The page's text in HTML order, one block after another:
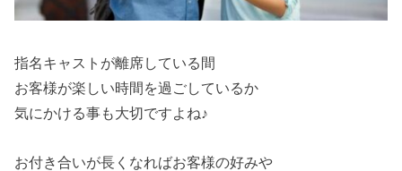
指名キャストが離席している間
お客様が楽しい時間を過ごしているか
気にかける事も大切ですよね♪
お付き合いが長くなればお客様の好みや